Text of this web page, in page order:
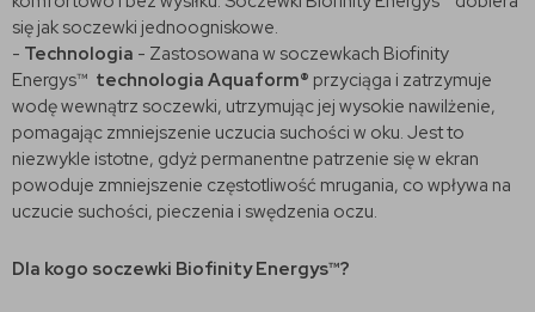
się jak soczewki jednoogniskowe.
- Technologia - Zastosowana w soczewkach Biofinity
Energys™ technologia Aquaform® przyciąga i zatrzymuje
wodę wewnątrz soczewki, utrzymując jej wysokie nawilżenie,
pomagając zmniejszenie uczucia suchości w oku. Jest to
niezwykle istotne, gdyż permanentne patrzenie się w ekran
powoduje zmniejszenie częstotliwość mrugania, co wpływa na
uczucie suchości, pieczenia i swędzenia oczu.
Dla kogo soczewki Biofinity Energys™?